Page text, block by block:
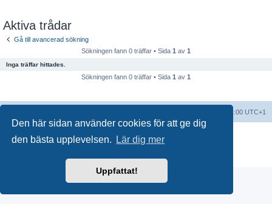
Den här sidan använder cookies för att ge dig
den bästa upplevelsen.
Lär dig mer
Uppfattat!
Aktiva trådar
Gå till avancerad sökning
Sökningen fann 0 träffar • Sida 1 av 1
Inga träffar hittades.
Sökningen fann 0 träffar • Sida 1 av 1
Alla tidsangivelser är UTC+01:00 UTC+1
Swedish translation byphpBB Sweden